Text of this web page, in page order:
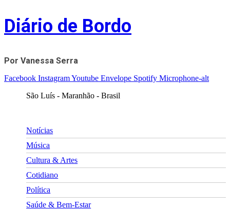
Skip
to
content
Diário de Bordo
Por Vanessa Serra
Facebook InstagramYoutube Envelope Spotify Microphone-alt
São Luís - Maranhão - Brasil
Notícias
Música
Cultura & Artes
Cotidiano
Política
Saúde & Bem-Estar